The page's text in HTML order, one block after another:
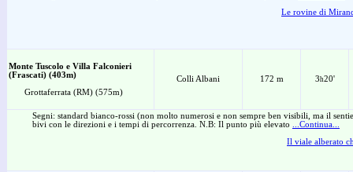
Le rovine di
Monte Tuscolo e Villa Falconieri
(Frascati) (403m)
Grottaferrata (RM) (575m)
Colli Albani 172 m 3h20'
Segni: standard bianco-rossi (non molto numerosi e non sempre ben visibili, ma il
bivi con le direzioni e i tempi di percorrenza. N.B: Il punto più elevato
...Continua...
Il viale alberato